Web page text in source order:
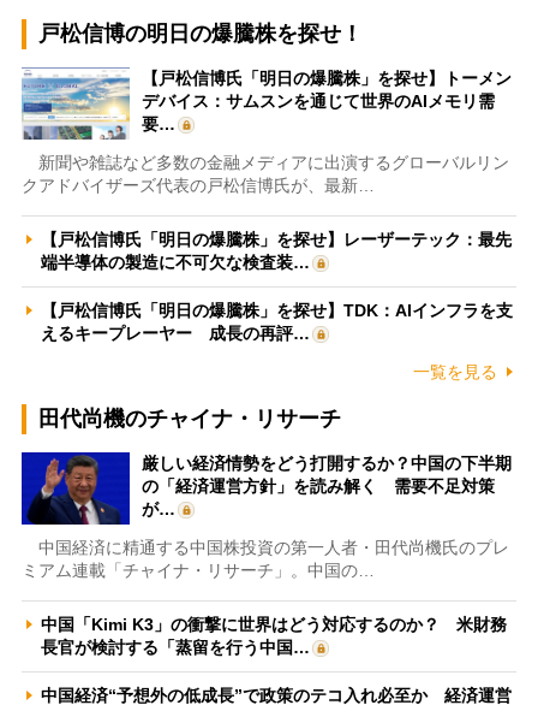
戸松信博の明日の爆騰株を探せ！
【戸松信博氏「明日の爆騰株」を探せ】トーメン
デバイス：サムスンを通じて世界のAIメモリ需
要…
新聞や雑誌など多数の金融メディアに出演するグローバルリン
クアドバイザーズ代表の戸松信博氏が、最新…
【戸松信博氏「明日の爆騰株」を探せ】レーザーテック：最先
端半導体の製造に不可欠な検査装…
【戸松信博氏「明日の爆騰株」を探せ】TDK：AIインフラを支
えるキープレーヤー 成長の再評…
一覧を見る
田代尚機のチャイナ・リサーチ
厳しい経済情勢をどう打開するか？中国の下半期
の「経済運営方針」を読み解く 需要不足対策
が…
中国経済に精通する中国株投資の第一人者・田代尚機氏のプレ
ミアム連載「チャイナ・リサーチ」。中国の…
中国「Kimi K3」の衝撃に世界はどう対応するのか？ 米財務
長官が検討する「蒸留を行う中国…
中国経済“予想外の低成長”で政策のテコ入れ必至か 経済運営